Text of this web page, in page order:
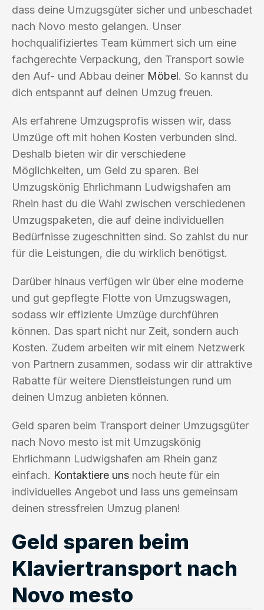
dass deine Umzugsgüter sicher und unbeschadet
nach Novo mesto gelangen. Unser
hochqualifiziertes Team kümmert sich um eine
fachgerechte Verpackung, den Transport sowie
den Auf- und Abbau deiner Möbel. So kannst du
dich entspannt auf deinen Umzug freuen.
Als erfahrene Umzugsprofis wissen wir, dass
Umzüge oft mit hohen Kosten verbunden sind.
Deshalb bieten wir dir verschiedene
Möglichkeiten, um Geld zu sparen. Bei
Umzugskönig Ehrlichmann Ludwigshafen am
Rhein hast du die Wahl zwischen verschiedenen
Umzugspaketen, die auf deine individuellen
Bedürfnisse zugeschnitten sind. So zahlst du nur
für die Leistungen, die du wirklich benötigst.
Darüber hinaus verfügen wir über eine moderne
und gut gepflegte Flotte von Umzugswagen,
sodass wir effiziente Umzüge durchführen
können. Das spart nicht nur Zeit, sondern auch
Kosten. Zudem arbeiten wir mit einem Netzwerk
von Partnern zusammen, sodass wir dir attraktive
Rabatte für weitere Dienstleistungen rund um
deinen Umzug anbieten können.
Geld sparen beim Transport deiner Umzugsgüter
nach Novo mesto ist mit Umzugskönig
Ehrlichmann Ludwigshafen am Rhein ganz
einfach. Kontaktiere uns noch heute für ein
individuelles Angebot und lass uns gemeinsam
deinen stressfreien Umzug planen!
Geld sparen beim
Klaviertransport nach
Novo mesto